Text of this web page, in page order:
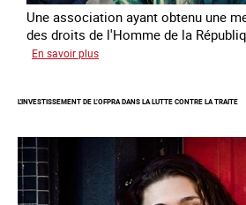
Une association ayant obtenu une
des droits de l'Homme de la
En savoir plus
enfants
jeunes
victimes
traite
L'INVESTISSEMENT DE L’OFPRA DANS LA LUTTE CONTRE LA TRAITE